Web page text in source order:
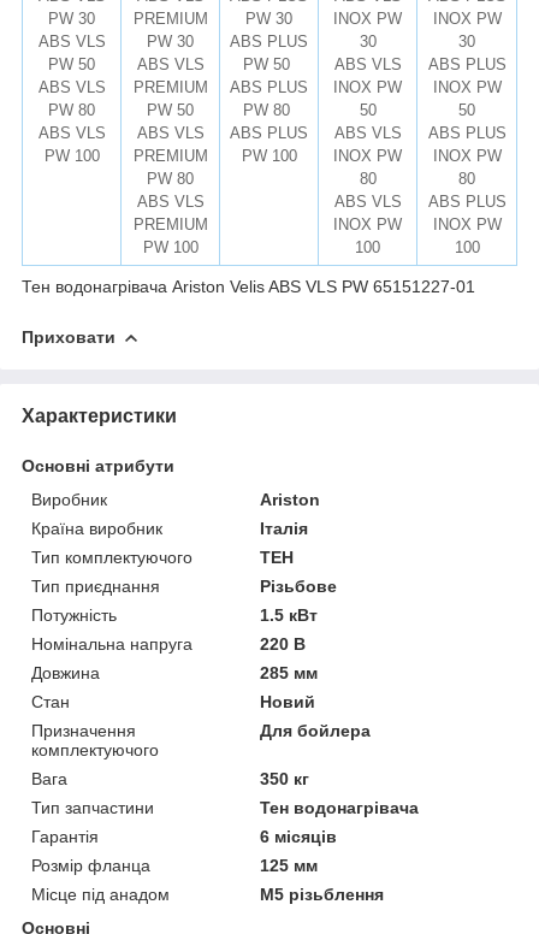
PW 30
ABS VLS
PW 50
ABS VLS
PW 80
ABS VLS
PW 100
PREMIUM
PW 30
ABS VLS
PREMIUM
PW 50
ABS VLS
PREMIUM
PW 80
ABS VLS
PREMIUM
PW 100
PW 30
ABS PLUS
PW 50
ABS PLUS
PW 80
ABS PLUS
PW 100
INOX PW
30
ABS VLS
INOX PW
50
ABS VLS
INOX PW
80
ABS VLS
INOX PW
100
INOX PW
30
ABS PLUS
INOX PW
50
ABS PLUS
INOX PW
80
ABS PLUS
INOX PW
100
Тен водонагрівача Ariston Velis ABS VLS PW 65151227-01
Приховати
Характеристики
Основні атрибути
Виробник
Ariston
Країна виробник
Італія
Тип комплектуючого
ТЕН
Тип приєднання
Різьбове
Потужність
1.5 кВт
Номінальна напруга
220 В
Довжина
285 мм
Стан
Новий
Призначення
комплектуючого
Для бойлера
Вага
350 кг
Тип запчастини
Тен водонагрівача
Гарантія
6 місяців
Розмір фланца
125 мм
Місце під анадом
М5 різьблення
Основні